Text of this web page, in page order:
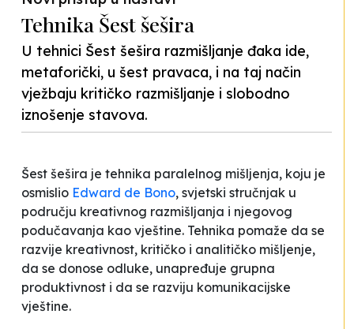
Tehnika Šest šešira
U tehnici Šest šešira razmišljanje đaka ide,
metaforički, u šest pravaca, i na taj način
vježbaju kritičko razmišljanje i slobodno
iznošenje stavova.
Šest šešira je tehnika paralelnog mišljenja, koju je
osmislio Edward de Bono, svjetski stručnjak u
području kreativnog razmišljanja i njegovog
podučavanja kao vještine. Tehnika pomaže da se
razvije kreativnost, kritičko i analitičko mišljenje,
da se donose odluke, unapređuje grupna
produktivnost i da se razviju komunikacijske
vještine.